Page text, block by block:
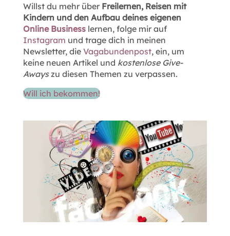
Willst du mehr über Freilernen, Reisen mit
Kindern und den Aufbau deines eigenen
Online Businesslernen, folge mir auf
Instagram und trage dich in meinen
Newsletter, die Vagabundenpost, ein, um
keine neuen Artikel und kostenlose Give-
Awayszu diesen Themen zu verpassen.
Will ich bekommen!